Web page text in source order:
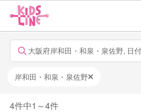
大阪府岸和田・和泉・泉佐野, 日
岸和田・和泉・泉佐野
4件中1 ～4件